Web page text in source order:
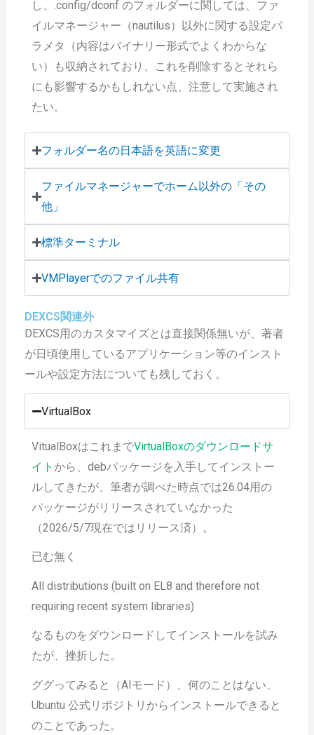
し、.config/dconf のフォルダーに関しては、ファ
イルマネージャー（nautilus）以外に関する設定パ
ラメタ（内容はバイナリー形式でよくわからな
い）も収納されており、これを削除するとそれら
にも影響するかもしれない点、注意して実施され
たい。
フォルダー名の日本語を英語に変更
ファイルマネージャーでホーム以外の「その
他」
標準ターミナル
VMPlayerでのファイル共有
DEXCS関連外
DEXCS用のカスタマイズとは直接関係無いが、著者
が日頃使用しているアプリケーション等のインスト
ールや設定方法についても残しておく。
VirtualBox
VitualBoxはこれまでVirtualBoxのダウンロードサ
イト から、debパッケージを入手してインストー
ルしてきたが、筆者が調べた時点では26.04用の
パッケージがリリースされていなかった
（2026/5/7現在ではリリース済）。
已む無く
All distributions (built on EL8 and therefore not
requiring recent system libraries)
なるものをダウンロードしてインストールを試み
たが、挫折した。
ググってみると（AIモード）、何のことはない、
Ubuntu 公式リポジトリからインストールできると
のことであった。